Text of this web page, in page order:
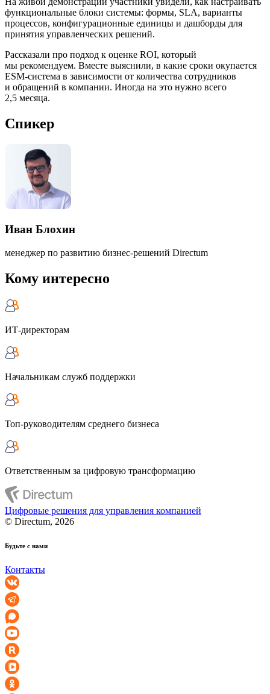
функциональные блоки системы: формы, SLA, варианты
процессов, конфигурационные единицы и дашборды для
принятия управленческих решений.
Рассказали про подход к оценке ROI, который
мы рекомендуем. Вместе выяснили, в какие сроки окупается
ESM-система в зависимости от количества сотрудников
и обращений в компании. Иногда на это нужно всего
2,5 месяца.
Спикер
Иван Блохин
менеджер по развитию бизнес-решений Directum
Кому интересно
ИТ-директорам
Начальникам служб поддержки
Топ-руководителям среднего бизнеса
Ответственным за цифровую трансформацию
Цифровые решения для управления компанией
© Directum, 2026
Будьте с нами
Контакты